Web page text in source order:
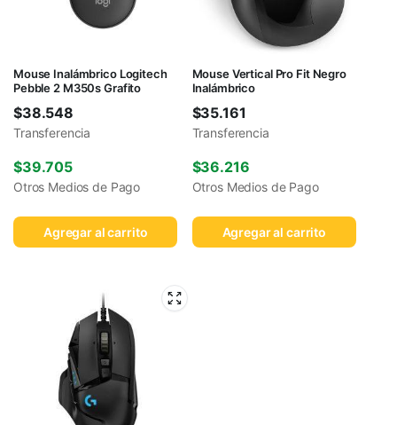
Mouse Inalámbrico Logitech
Pebble 2 M350s Grafito
$38.548
Transferencia
$39.705
Otros Medios de Pago
Agregar al carrito
Mouse Vertical Pro Fit Negro
Inalámbrico
$35.161
Transferencia
$36.216
Otros Medios de Pago
Agregar al carrito